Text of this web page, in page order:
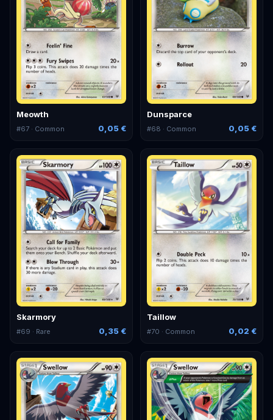
Meowth
#67 · Common 0,05 €
Dunsparce
#68 · Common 0,05 €
Skarmory
#69 · Rare 0,35 €
Taillow
#70 · Common 0,02 €